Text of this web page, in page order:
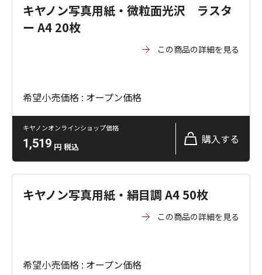
キヤノン写真用紙・微粒面光沢 ラスタ
ー A4 20枚
この商品の詳細を見る
希望小売価格 : オープン価格
キヤノンオンラインショップ価格
1,519 円 税込
購入する
キヤノン写真用紙・絹目調 A4 50枚
この商品の詳細を見る
希望小売価格 : オープン価格